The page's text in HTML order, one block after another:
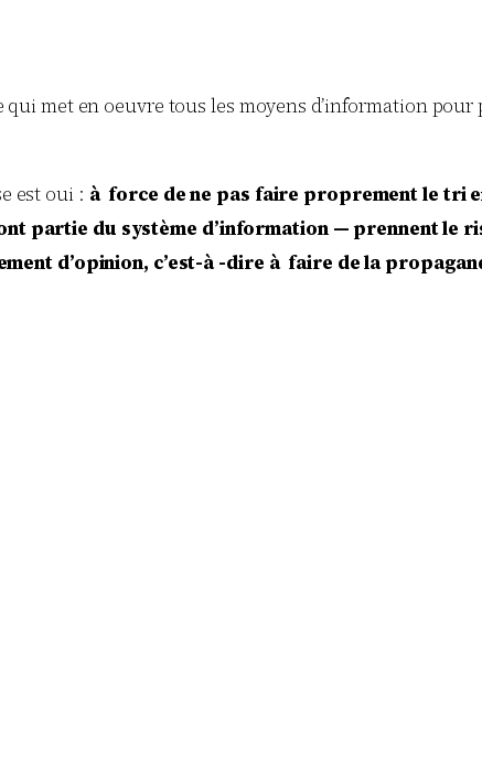
met en oeuvre tous les moyens d’information
est oui : à force de ne pas faire proprement le tri
partie du système d’information — prennent le
d’opinion, c’est-à -dire à faire de la